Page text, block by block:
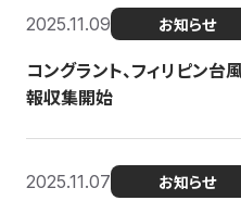
2025.11.09 お知らせ
コングラント、フィリピン
報収集開始
2025.11.07 お知らせ